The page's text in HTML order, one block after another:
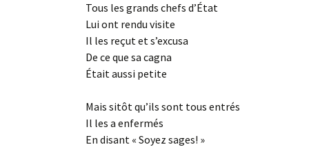
Tous les grands chefs d’État
Lui ont rendu visite
Il les reçut et s’excusa
De ce que sa cagna
Était aussi petite
Mais sitôt qu’ils sont tous entrés
Il les a enfermés
En disant « Soyez sages! »